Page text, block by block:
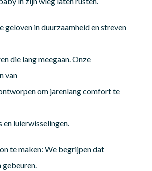
geloven in duurzaamheid en streven
die lang meegaan. Onze
van
om jarenlang comfort te
en luierwisselingen.
te maken: We begrijpen dat
gebeuren.